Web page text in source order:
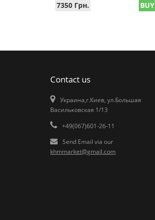
7350 Грн. BUY
Contact us
Украина,г.Киев, ул.Большая
Васильковская 1/13
+49(067)601-26-11
Send Email via our
khmmarket@gmail.com